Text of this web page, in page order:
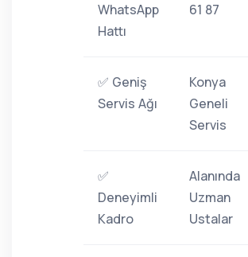
WhatsApp
Hattı
61 87
✅ Geniş
Servis Ağı
Konya
Geneli
Servis
✅
Deneyimli
Kadro
Alanında
Uzman
Ustalar